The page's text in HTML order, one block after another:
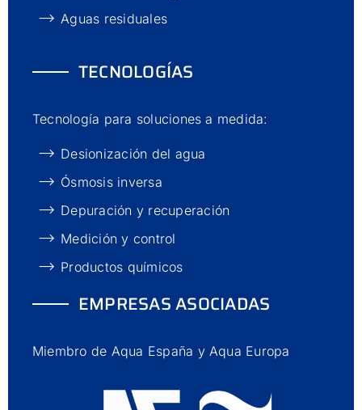
Aguas residuales
TECNOLOGÍAS
Tecnología para soluciones a medida:
Desionización del agua
Ósmosis inversa
Depuración y recuperación
Medición y control
Productos químicos
EMPRESAS ASOCIADAS
Miembro de Aqua España y Aqua Europa